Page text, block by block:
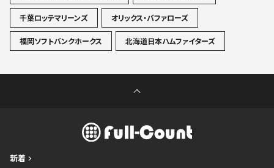
千葉ロッテマリーンズ オリックス・バファローズ
福岡ソフトバンクホークス 北海道日本ハムファイターズ
新着